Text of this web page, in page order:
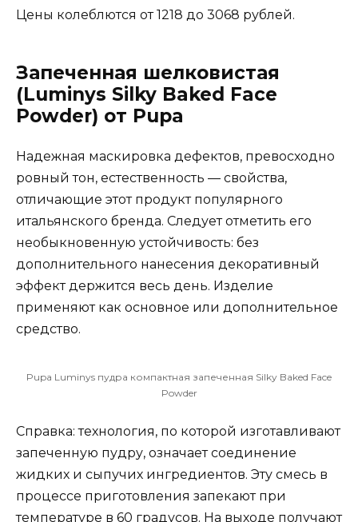
Цены колеблются от 1218 до 3068 рублей.
Запеченная шелковистая
(Luminys Silky Baked Face
Powder) от Pupa
Надежная маскировка дефектов, превосходно
ровный тон, естественность — свойства,
отличающие этот продукт популярного
итальянского бренда. Следует отметить его
необыкновенную устойчивость: без
дополнительного нанесения декоративный
эффект держится весь день. Изделие
применяют как основное или дополнительное
средство.
Pupa Luminys пудра компактная запеченная Silky Baked Face
Powder
Справка: технология, по которой изготавливают
запеченную пудру, означает соединение
жидких и сыпучих ингредиентов. Эту смесь в
процессе приготовления запекают при
температуре в 60 градусов. На выходе получают